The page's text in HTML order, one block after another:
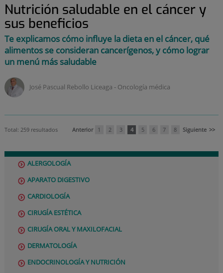
Nutrición saludable en el cáncer y
sus beneficios
Te explicamos cómo influye la dieta en el cáncer, qué
alimentos se consideran cancerígenos, y cómo lograr
un menú más saludable
José Pascual Rebollo Liceaga ‑ oncología médica
Total: 259 resultados Anterior 1 2 3 4 5 6 7 8 Siguiente >>
ALERGOLOGÍA
APARATO DIGESTIVO
CARDIOLOGÍA
CIRUGÍA ESTÉTICA
CIRUGÍA ORAL Y MAXILOFACIAL
DERMATOLOGÍA
ENDOCRINOLOGÍA Y NUTRICIÓN